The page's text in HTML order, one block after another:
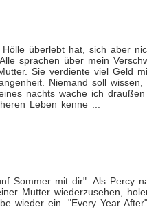
überlebt hat, sich aber
sprachen über mein
Sie verdiente viel Geld
Niemand soll
nachts wache ich
Leben kenne ...
Sommer mit dir": Als Percy
Mutter wiederzusehen,
wieder ein. "Every Year